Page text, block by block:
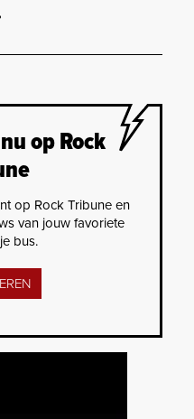
op Rock
op Rock Tribune en
van jouw favoriete
bus.